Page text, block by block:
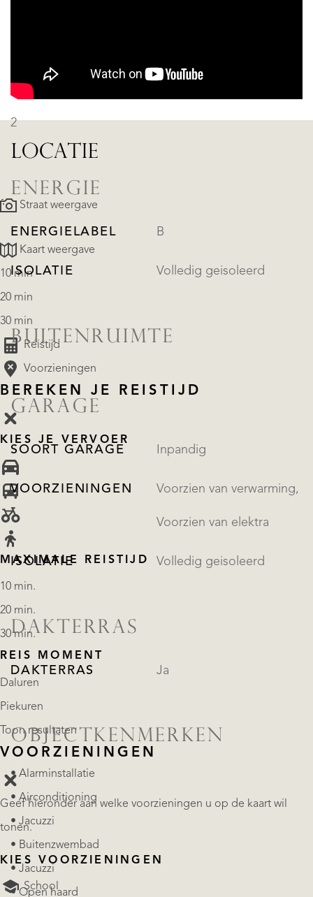
2
ENERGIE
ENERGIELABEL B
ISOLATIE Volledig geisoleerd
BUITENRUIMTE
GARAGE
SOORT GARAGE Inpandig
VOORZIENINGEN Voorzien van verwarming,
Voorzien van elektra
ISOLATIE Volledig geisoleerd
DAKTERRAS
DAKTERRAS Ja
OBJECTKENMERKEN
• Alarminstallatie
• Airconditioning
• Jacuzzi
• Buitenzwembad
• Jacuzzi
• Open haard
LOCATIE
Straat weergave
Kaart weergave
10 min
20 min
30 min
Reistijd
Voorzieningen
BEREKEN JE REISTIJD
KIES JE VERVOER
MAXIMALE REISTIJD
10 min.
20 min.
30 min.
REIS MOMENT
Daluren
Piekuren
Toon resultaten
VOORZIENINGEN
Geef hieronder aan welke voorzieningen u op de kaart wil
tonen.
KIES VOORZIENINGEN
School